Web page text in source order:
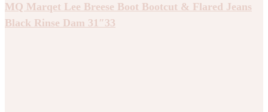
MQ Marqet Lee Breese Boot Bootcut & Flared Jeans
Black Rinse Dam 31″33